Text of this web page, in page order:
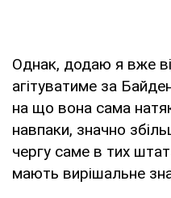
Однак, додаю я вже
агітуватиме за
на що вона сама
навпаки, значно
чергу саме в тих
мають вирішальне